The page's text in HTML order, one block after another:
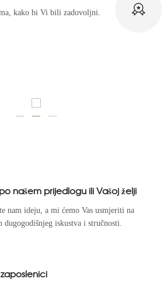
kako bi Vi bili zadovoljni.
našem prijedlogu ili Vašoj želji
nam ideju, a mi ćemo Vas usmjeriti na
dugogodišnjeg iskustva i stručnosti.